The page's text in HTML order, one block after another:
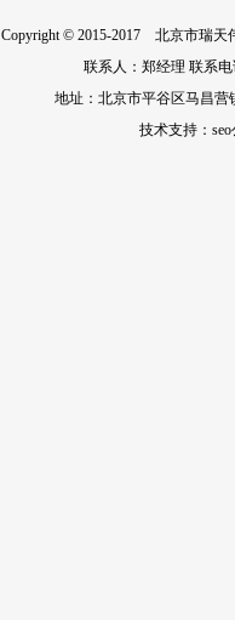
Copyright © 2015-2017 北京市瑞
联系人：郑经理 联系电
地址：北京市平谷区马昌
技术支持：